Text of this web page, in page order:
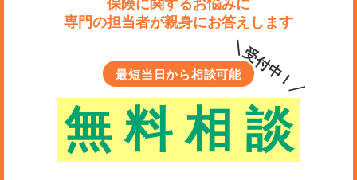
保険に関するお悩みに
専門の担当者が親身にお答えします
最短当日から相談可能
無 料 相 談
＼受付中！／